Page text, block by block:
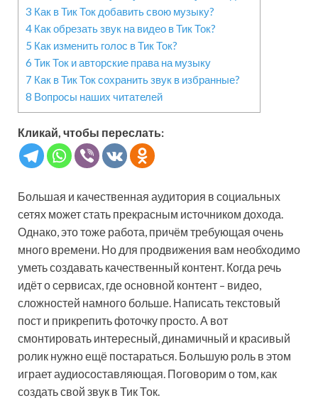
3 Как в Тик Ток добавить свою музыку?
4 Как обрезать звук на видео в Тик Ток?
5 Как изменить голос в Тик Ток?
6 Тик Ток и авторские права на музыку
7 Как в Тик Ток сохранить звук в избранные?
8 Вопросы наших читателей
Кликай, чтобы переслать:
Большая и качественная аудитория в социальных
сетях может стать прекрасным источником дохода.
Однако, это тоже работа, причём требующая очень
много времени. Но для продвижения вам необходимо
уметь создавать качественный контент. Когда речь
идёт о сервисах, где основной контент – видео,
сложностей намного больше. Написать текстовый
пост и прикрепить фоточку просто. А вот
смонтировать интересный, динамичный и красивый
ролик нужно ещё постараться. Большую роль в этом
играет аудиосоставляющая. Поговорим о том, как
создать свой звук в Тик Ток.